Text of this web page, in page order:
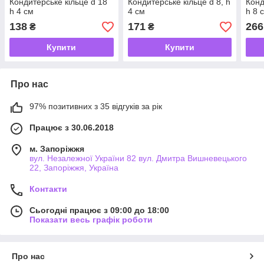
Кондитерське кільце d 18
h 4 см
138 ₴
Купити
Кондитерське кільце d 8, h
4 см
171₴
Купити
h 8
266
Про нас
97% позитивних з 35 відгуків за рік
Працює з 30.06.2018
м. Запоріжжя
вул. Незалежної України 82 вул. Дмитра Вишневецького
22, Запоріжжя, Україна
Контакти
Сьогодні працює з 09:00 до 18:00
Показати весь графік роботи
Про нас